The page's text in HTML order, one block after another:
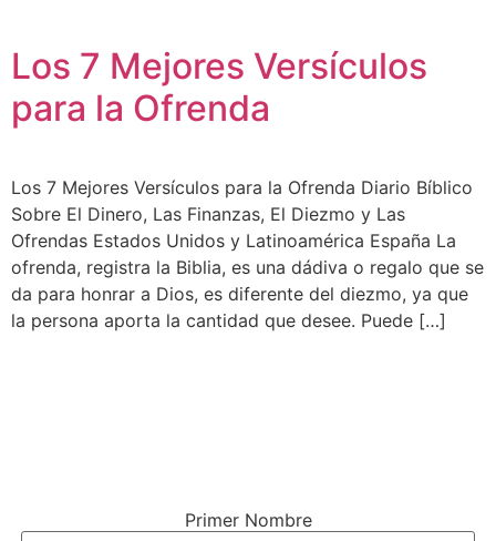
Los 7 Mejores Versículos
para la Ofrenda
Los 7 Mejores Versículos para la Ofrenda Diario Bíblico
Sobre El Dinero, Las Finanzas, El Diezmo y Las
Ofrendas Estados Unidos y Latinoamérica España La
ofrenda, registra la Biblia, es una dádiva o regalo que se
da para honrar a Dios, es diferente del diezmo, ya que
la persona aporta la cantidad que desee. Puede […]
Primer Nombre